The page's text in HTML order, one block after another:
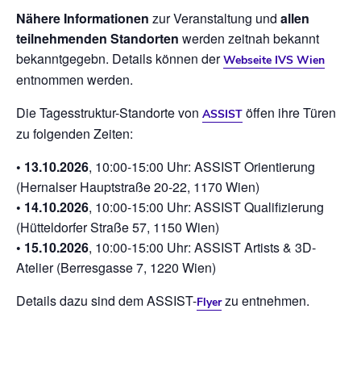
Nähere Informationen zur Veranstaltung und allen
teilnehmenden Standorten werden zeitnah bekannt
bekanntgegebn. Details können derWebseite IVS Wien
entnommen werden.
Die Tagesstruktur-Standorte von ASSIST öffen ihre Türen
zu folgenden Zeiten:
• 13.10.2026, 10:00-15:00 Uhr: ASSIST Orientierung
(Hernalser Hauptstraße 20-22, 1170 Wien)
• 14.10.2026, 10:00-15:00 Uhr: ASSIST Qualifizierung
(Hütteldorfer Straße 57, 1150 Wien)
• 15.10.2026, 10:00-15:00 Uhr: ASSIST Artists & 3D-
Atelier (Berresgasse 7, 1220 Wien)
Details dazu sind dem ASSIST-Flyerzu entnehmen.